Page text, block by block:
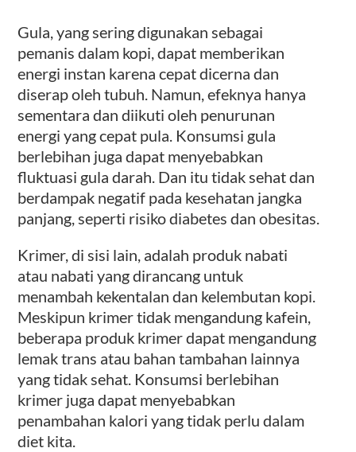
Gula, yang sering digunakan sebagai
pemanis dalam kopi, dapat memberikan
energi instan karena cepat dicerna dan
diserap oleh tubuh. Namun, efeknya hanya
sementara dan diikuti oleh penurunan
energi yang cepat pula. Konsumsi gula
berlebihan juga dapat menyebabkan
fluktuasi gula darah. Dan itu tidak sehat dan
berdampak negatif pada kesehatan jangka
panjang, seperti risiko diabetes dan obesitas.
Krimer, di sisi lain, adalah produk nabati
atau nabati yang dirancang untuk
menambah kekentalan dan kelembutan kopi.
Meskipun krimer tidak mengandung kafein,
beberapa produk krimer dapat mengandung
lemak trans atau bahan tambahan lainnya
yang tidak sehat. Konsumsi berlebihan
krimer juga dapat menyebabkan
penambahan kalori yang tidak perlu dalam
diet kita.